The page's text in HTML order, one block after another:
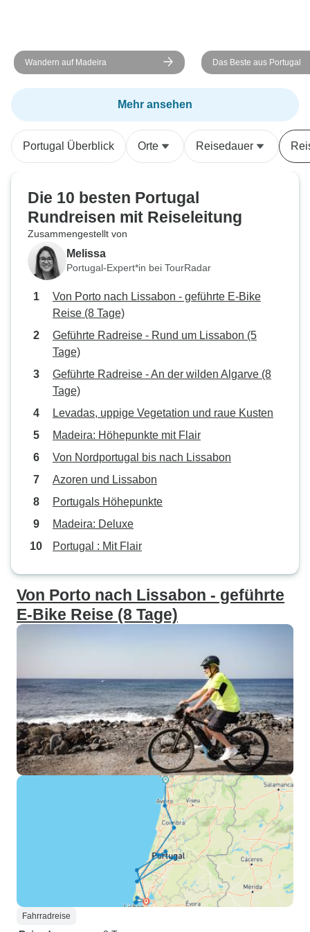
Wandern auf Madeira Das Beste aus Portugal
Mehr ansehen
Portugal Überblick Orte Reisedauer
Die 10 besten Portugal
Rundreisen mit Reiseleitung
Zusammengestellt von
Melissa
Portugal-Expert*in bei TourRadar
Von Porto nach Lissabon - geführte E-Bike
Reise (8 Tage)
Geführte Radreise - Rund um Lissabon (5
Tage)
Geführte Radreise - An der wilden Algarve (8
Tage)
Levadas, uppige Vegetation und raue Kusten
Madeira: Höhepunkte mit Flair
Von Nordportugal bis nach Lissabon
Azoren und Lissabon
Portugals Höhepunkte
Madeira: Deluxe
Portugal : Mit Flair
Von Porto nach Lissabon - geführte
E-Bike Reise (8 Tage)
Fahrradreise